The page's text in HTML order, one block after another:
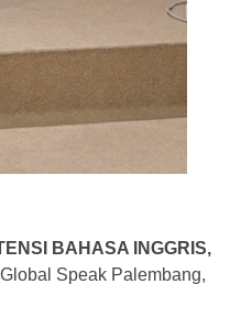
BAHASA INGGRIS,
Speak Palembang,